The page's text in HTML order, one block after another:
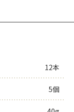
12本
5個